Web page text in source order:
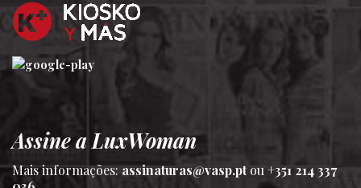
Assine a LuxWoman
Mais informações:assinaturas@vasp.ptou +351 214 337